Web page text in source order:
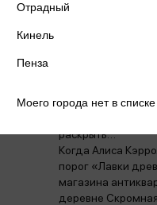
Живописная
раскрыть…
Когда Алиса
порог «Лавки
магазина
деревне
Отрадный
Кинель
Пенза
Моего города нет в списке